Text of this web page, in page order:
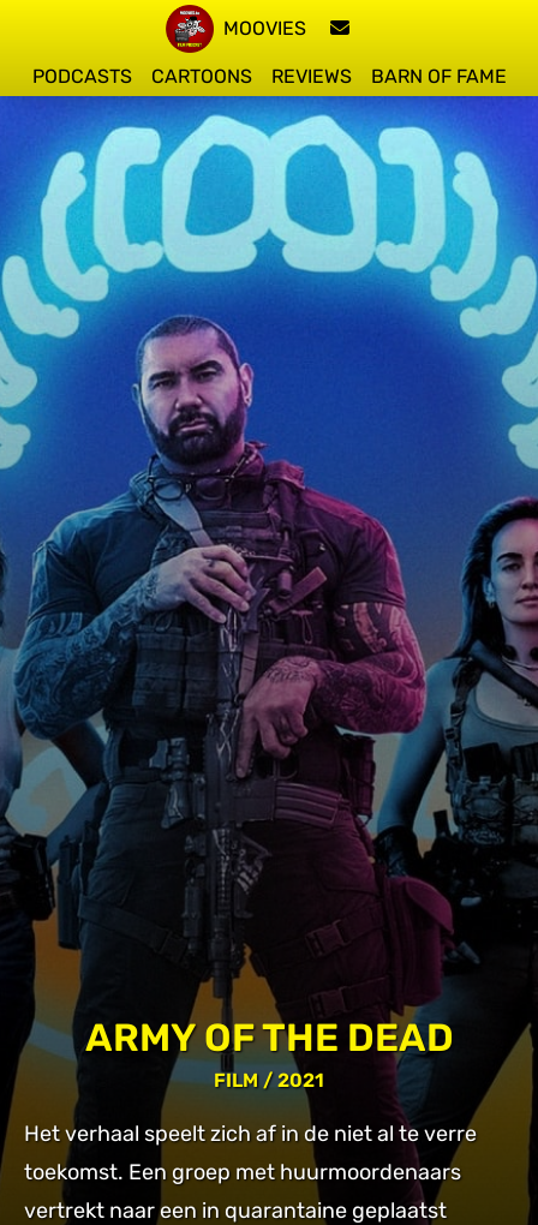
MOOVIES
PODCASTS CARTOONS REVIEWS BARN OF FAME
ARMY OF THE DEAD
FILM / 2021
Het verhaal speelt zich af in de niet al te verre
toekomst. Een groep met huurmoordenaars
vertrekt naar een in quarantaine geplaatst